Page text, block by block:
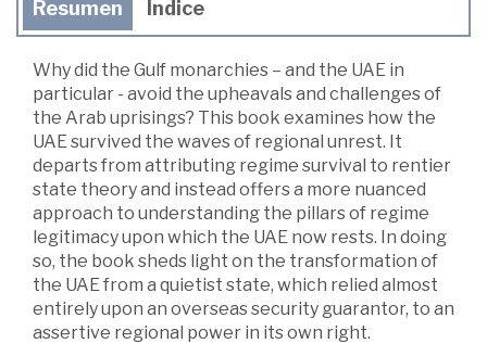
Resumen Índice
Why did the Gulf monarchies – and the UAE in
particular - avoid the upheavals and challenges of
the Arab uprisings? This book examines how the
UAE survived the waves of regional unrest. It
departs from attributing regime survival to rentier
state theory and instead offers a more nuanced
approach to understanding the pillars of regime
legitimacy upon which the UAE now rests. In doing
so, the book sheds light on the transformation of
the UAE from a quietist state, which relied almost
entirely upon an overseas security guarantor, to an
assertive regional power in its own right.